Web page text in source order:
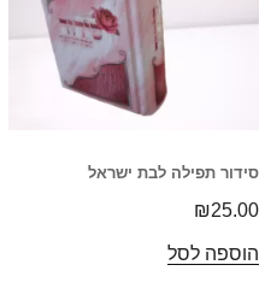
סידור תפילה לבת ישראל
₪25.00
הוספה לסל